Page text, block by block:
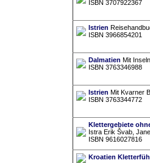
ISBN 3707922367
Istrien
ISBN 3966854201
Dalmatien Mit
ISBN 3763346988
Istrien Mit Kvarner
ISBN 3763344772
Klettergebiete
Istra Erik Švab,
ISBN 9616027816
Kroatien